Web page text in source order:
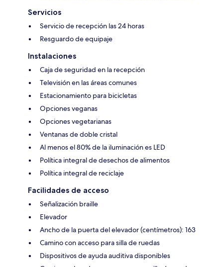
Servicios
Servicio de recepción las 24 horas
Resguardo de equipaje
Instalaciones
Caja de seguridad en la recepción
Televisión en las áreas comunes
Estacionamiento para bicicletas
Opciones veganas
Opciones vegetarianas
Ventanas de doble cristal
Al menos el 80% de la iluminación es LED
Política integral de desechos de alimentos
Política integral de reciclaje
Facilidades de acceso
Señalización braille
Elevador
Ancho de la puerta del elevador (centímetros): 163
Camino con acceso para silla de ruedas
Dispositivos de ayuda auditiva disponibles